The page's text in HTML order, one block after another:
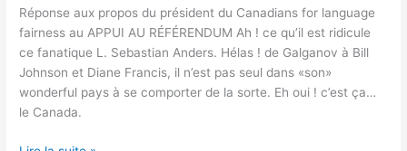
Réponse aux propos du président du Canadians for language
fairness au APPUI AU RÉFÉRENDUM Ah ! ce qu’il est ridicule
ce fanatique L. Sebastian Anders. Hélas ! de Galganov à Bill
Johnson et Diane Francis, il n’est pas seul dans «son»
wonderful pays à se comporter de la sorte. Eh oui ! c’est ça…
le Canada.